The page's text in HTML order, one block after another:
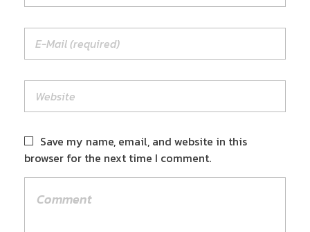
Save my name, email, and website in this
browser for the next time I comment.